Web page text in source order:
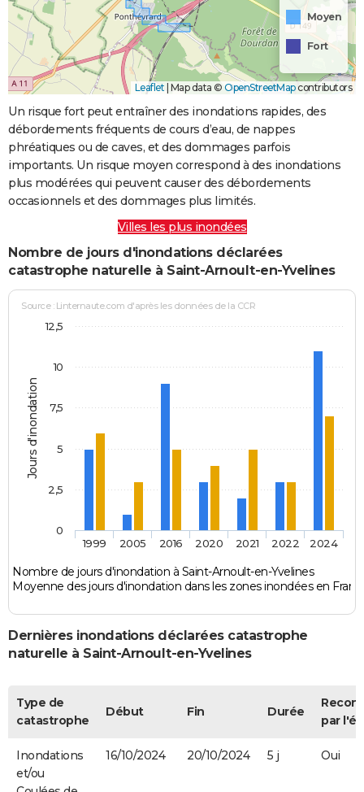
Moyen
Fort
Leaflet | Map data © OpenStreetMapcontributors
Un risque fort peut entraîner des inondations rapides, des
débordements fréquents de cours d’eau, de nappes
phréatiques ou de caves, et des dommages parfois
importants. Un risque moyen correspond à des inondations
plus modérées qui peuvent causer des débordements
occasionnels et des dommages plus limités.
Villes les plus inondées
Nombre de jours d'inondations déclarées
catastrophe naturelle à Saint-Arnoult-en-Yvelines
Jours d'inondation
Source : Linternaute.com d'après les données de la CCR
Nombre de jours d'inondation à Saint-Arnoult-en-Yvelines
Moyenne des jours d'inondation dans les zones inondées en
1999 2005 2016 2020 2021 2022 2024
0
2,5
5
7,5
10
12,5
Dernières inondations déclarées catastrophe
naturelle à Saint-Arnoult-en-Yvelines
Type de
catastrophe
Début Fin Durée
par
Inondations
et/ou
16/10/2024 20/10/2024 5 j Oui